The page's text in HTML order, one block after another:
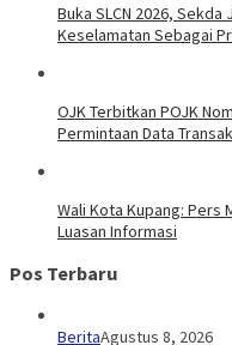
Buka SLCN 2026,
Keselamatan Sebagai
OJK Terbitkan POJK
Permintaan Data
Wali Kota Kupang: Pers
Luasan Informasi
Pos Terbaru
BeritaAgustus 8, 2026